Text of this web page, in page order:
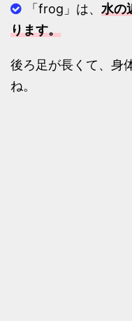
「frog」は、 水の
ります。
後ろ足が長くて、身
ね。